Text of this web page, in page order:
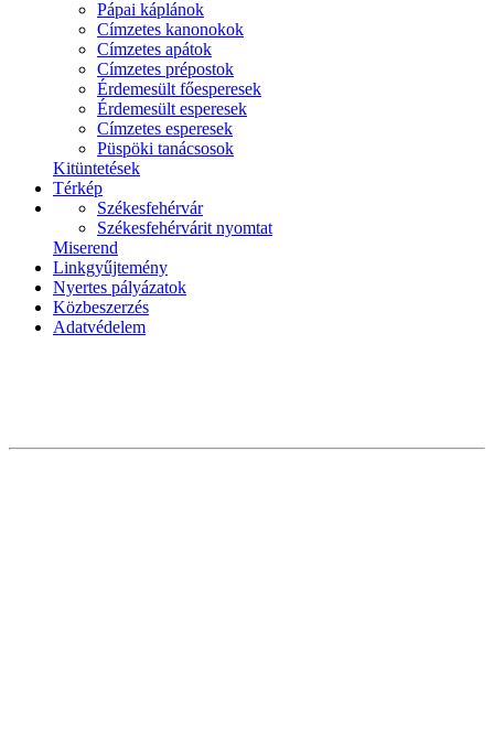
Pápai káplánok
Címzetes kanonokok
Címzetes apátok
Címzetes prépostok
Érdemesült főesperesek
Érdemesült esperesek
Címzetes esperesek
Püspöki tanácsosok
Kitüntetések
Térkép
Székesfehérvár
Székesfehérvárit nyomtat
Miserend
Linkgyűjtemény
Nyertes pályázatok
Közbeszerzés
Adatvédelem